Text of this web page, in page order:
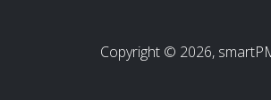
Copyright © 2026,